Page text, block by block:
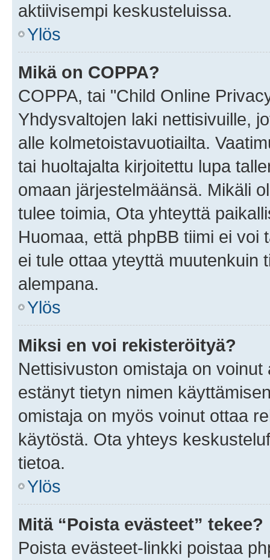
aktiivisempi keskusteluissa.
Ylös
Mikä on COPPA?
COPPA, tai "Child Online
Yhdysvaltojen laki nettisivuille,
alle kolmetoistavuotiailta.
tai huoltajalta kirjoitettu lupa
omaan järjestelmäänsä. Mikäli
tulee toimia, Ota yhteyttä
Huomaa, että phpBB tiimi ei
ei tule ottaa yteyttä muutenkuin
alempana.
Ylös
Miksi en voi rekisteröityä?
Nettisivuston omistaja on
estänyt tietyn nimen
omistaja on myös voinut ottaa
käytöstä. Ota yhteys
tietoa.
Ylös
Mitä “Poista evästeet” tekee?
Poista evästeet-linkki poistaa